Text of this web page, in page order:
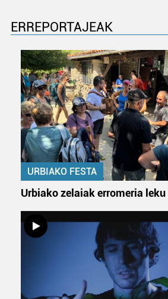
ERREPORTAJEAK
URBIAKO FESTA
Urbiako zelaiak erromeria leku